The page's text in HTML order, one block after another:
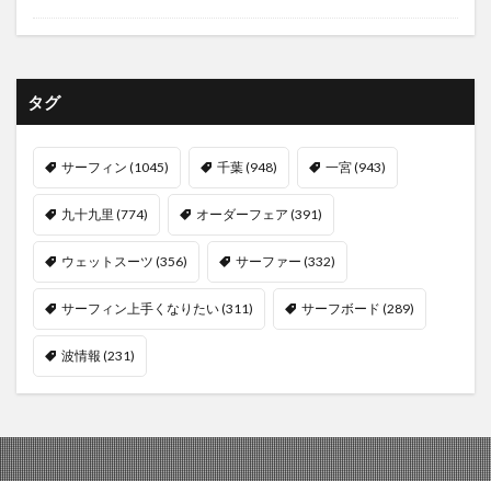
タグ
サーフィン (1045) 千葉(948) 一宮(943)
九十九里 (774) オーダーフェア (391)
ウェットスーツ (356) サーファー (332)
サーフィン上手くなりたい(311) サーフボード (289)
波情報 (231)